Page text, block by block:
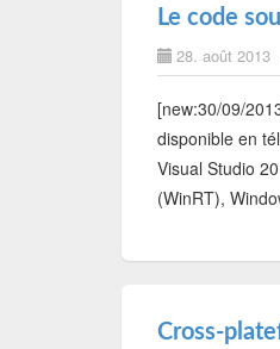
Le code
28. août 2013
[new:30/09/
disponible en
Visual Studio
(WinRT),
Cross-